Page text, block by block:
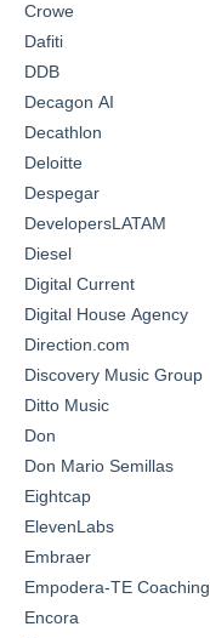
Crowe
Dafiti
DDB
Decagon AI
Decathlon
Deloitte
Despegar
DevelopersLATAM
Diesel
Digital Current
Digital House Agency
Direction.com
Discovery Music Group
Ditto Music
Don
Don Mario Semillas
Eightcap
ElevenLabs
Embraer
Empodera-TE Coaching
Encora